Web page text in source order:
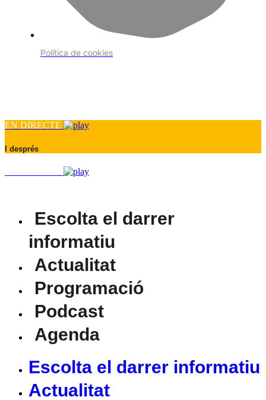
Política de cookies
EN DIRECTE
I després
Escolta el darrer
informatiu
Actualitat
Programació
Podcast
Agenda
Escolta el darrer informatiu
Actualitat